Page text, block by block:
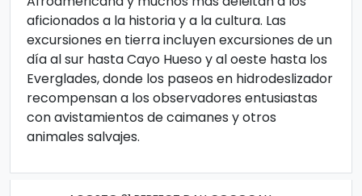
aficionados a la historia y a la cultura. Las
excursiones en tierra incluyen excursiones de un
día al sur hasta Cayo Hueso y al oeste hasta los
Everglades, donde los paseos en hidrodeslizador
recompensan a los observadores entusiastas
con avistamientos de caimanes y otros
animales salvajes.